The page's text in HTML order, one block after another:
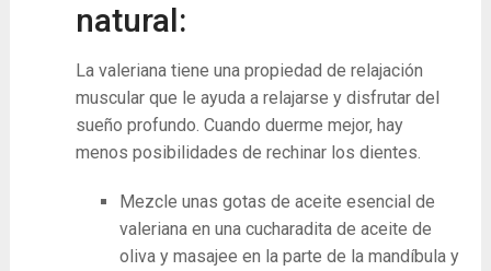
natural:
La valeriana tiene una propiedad de relajación
muscular que le ayuda a relajarse y disfrutar del
sueño profundo. Cuando duerme mejor, hay
menos posibilidades de rechinar los dientes.
Mezcle unas gotas de aceite esencial de
valeriana en una cucharadita de aceite de
oliva y masajee en la parte de la mandíbula y